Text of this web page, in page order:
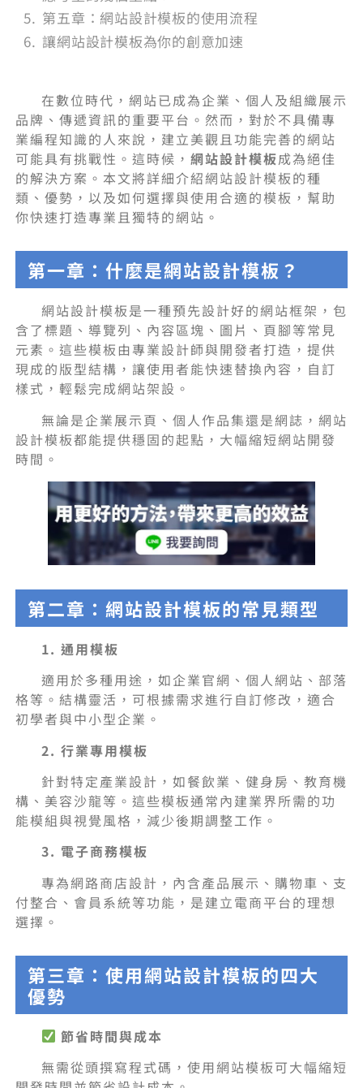
第五章：網站設計模板的使用流程
讓網站設計模板為你的創意加速
在數位時代，網站已成為企業、個人及組織展示
品牌、傳遞資訊的重要平台。然而，對於不具備專
業編程知識的人來說，建立美觀且功能完善的網站
可能具有挑戰性。這時候， 網站設計模板成為絕佳
的解決方案。本文將詳細介紹網站設計模板的種
類、優勢，以及如何選擇與使用合適的模板，幫助
你快速打造專業且獨特的網站。
第一章：什麼是網站設計模板？
網站設計模板是一種預先設計好的網站框架，包
含了標題、導覽列、內容區塊、圖片、頁腳等常見
元素。這些模板由專業設計師與開發者打造，提供
現成的版型結構，讓使用者能快速替換內容，自訂
樣式，輕鬆完成網站架設。
無論是企業展示頁、個人作品集還是網誌，網站
設計模板都能提供穩固的起點，大幅縮短網站開發
時間。
第二章：網站設計模板的常見類型
1. 通用模板
適用於多種用途，如企業官網、個人網站、部落
格等。結構靈活，可根據需求進行自訂修改，適合
初學者與中小型企業。
2. 行業專用模板
針對特定產業設計，如餐飲業、健身房、教育機
構、美容沙龍等。這些模板通常內建業界所需的功
能模組與視覺風格，減少後期調整工作。
3. 電子商務模板
專為網路商店設計，內含產品展示、購物車、支
付整合、會員系統等功能，是建立電商平台的理想
選擇。
第三章：使用網站設計模板的四大
優勢
節省時間與成本
無需從頭撰寫程式碼，使用網站模板可大幅縮短